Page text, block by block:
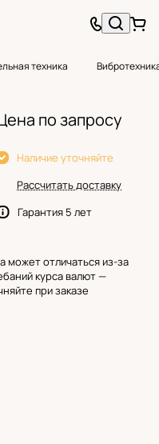
техника
по запросу
Наличие уточняйте
Рассчитать доставку
Гарантия 5 лет
может отличаться из-за
курса валют —
при заказе